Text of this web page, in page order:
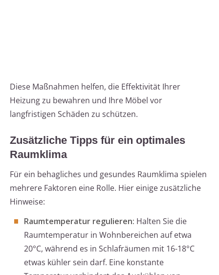
Diese Maßnahmen helfen, die Effektivität Ihrer
Heizung zu bewahren und Ihre Möbel vor
langfristigen Schäden zu schützen.
Zusätzliche Tipps für ein optimales
Raumklima
Für ein behagliches und gesundes Raumklima spielen
mehrere Faktoren eine Rolle. Hier einige zusätzliche
Hinweise:
Raumtemperatur regulieren: Halten Sie die
Raumtemperatur in Wohnbereichen auf etwa
20°C, während es in Schlafräumen mit 16-18°C
etwas kühler sein darf. Eine konstante